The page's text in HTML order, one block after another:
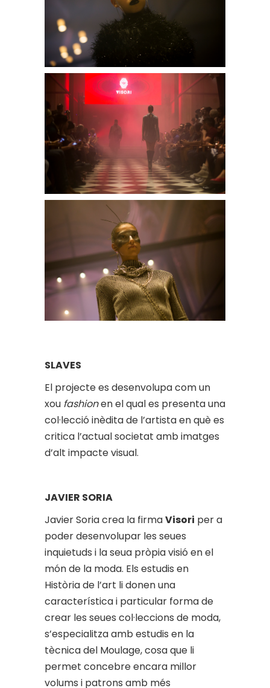
SLAVES
El projecte es desenvolupa com un
xou fashionen el qual es presenta una
col·lecció inèdita de l’artista en què es
critica l’actual societat amb imatges
d’alt impacte visual.
JAVIER SORIA
Javier Soria crea la firmaVisori per a
poder desenvolupar les seues
inquietuds i la seua pròpia visió en el
món de la moda. Els estudis en
Història de l’art li donen una
característica i particular forma de
crear les seues col·leccions de moda,
s’especialitza amb estudis en la
tècnica del Moulage, cosa que li
permet concebre encara millor
volums i patrons amb més